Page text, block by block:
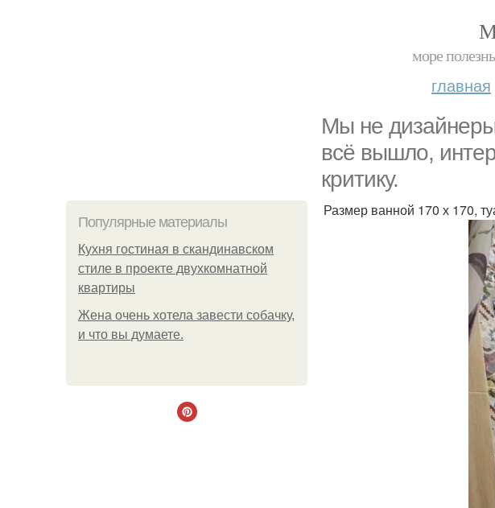
море
главная
Мы не дизайнеры
всё вышло,
критику.
Популярные материалы
Кухня гостиная в скандинавском
стиле в проекте двухкомнатной
квартиры
Жена очень хотела завести собачку,
и что вы думаете.
Размер ванной 170 х 170,